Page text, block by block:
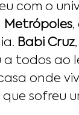
com o
Metrópoles,
Babi Cruz
a todos ao
onde
sofreu